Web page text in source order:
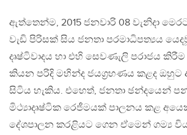
ඇත්තෙන්ම, 2015 ජනවාරි 08 වැනිදා
වැඩි පිරිසක් සිය ජනතා පරමාධිපත්‍යය
දෘෂ්ටිවාදය හා එහි සෙවණැලි පරාජය
කියන පරිදි මහින්ද ජයග්‍රහණය කළද ඔහුට
සිටිය හැකිය. එහෙත්, ජනතා ඡන්දයෙන්
මිථ්‍යාදෘෂ්ටික රෙජීමයක් පාලනය කළ
දේශපාලන කරළියට ගෙන ඒමෙන් ගම්‍ය විය